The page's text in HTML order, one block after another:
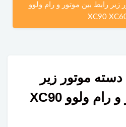
زیر رابط بین موتور و رام ولوو
XC90
موتور زیر
رابط بین موتور و رام ولوو XC90